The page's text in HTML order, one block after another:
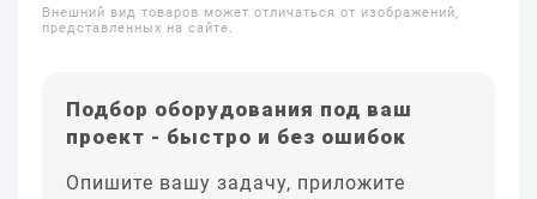
Внешний вид товаров может отличаться от изображений,
представленных на сайте.
Подбор оборудования под ваш
проект - быстро и без ошибок
Опишите вашу задачу, приложите